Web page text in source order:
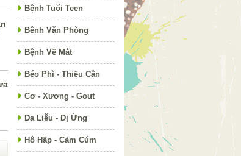
Bệnh Tuổi Teen
Bệnh Văn Phòng
Bệnh Về Mắt
Béo Phì - Thiếu Cân
Cơ - Xương - Gout
Da Liễu - Dị Ứng
Hô Hấp - Cảm Cúm